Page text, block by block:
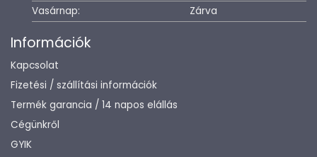
Vasárnap:
Zárva
Információk
Kapcsolat
Fizetési / szállítási információk
Termék garancia / 14 napos elállás
Cégünkről
GYIK